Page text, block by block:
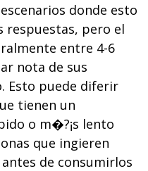
donde esto
respuestas, pero el
entre 4-6
nota de sus
Esto puede diferir
tienen un
o m�?¡s lento
que ingieren
de consumirlos